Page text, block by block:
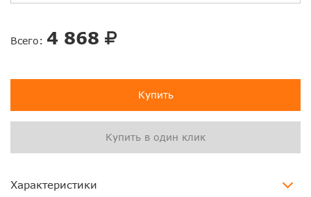
Всего: 4 868
Купить
Купить в один клик
Характеристики